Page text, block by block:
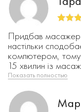
5
Придбав масажер
настільки
компютером, тому
15 хвилин із
розслаблення, а
хорошу та
приємно. Усім
Показать полностью